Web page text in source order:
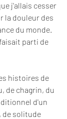
j'allais cesser
la douleur des
du monde.
parti de
histoires de
de chagrin, du
d'un
de solitude